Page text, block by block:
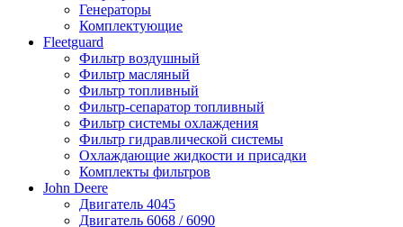
Генераторы
Комплектующие
Fleetguard
Фильтр воздушный
Фильтр масляный
Фильтр топливный
Фильтр-сепаратор топливный
Фильтр системы охлаждения
Фильтр гидравлической системы
Охлаждающие жидкости и присадки
Комплекты фильтров
John Deere
Двигатель 4045
Двигатель 6068 / 6090